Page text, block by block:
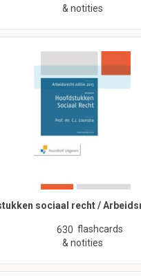
& notities
sociaal recht /
630 flashcards
& notities